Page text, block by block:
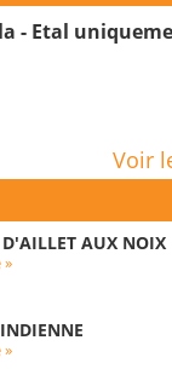
- Etal
Voir
AUX NOIX